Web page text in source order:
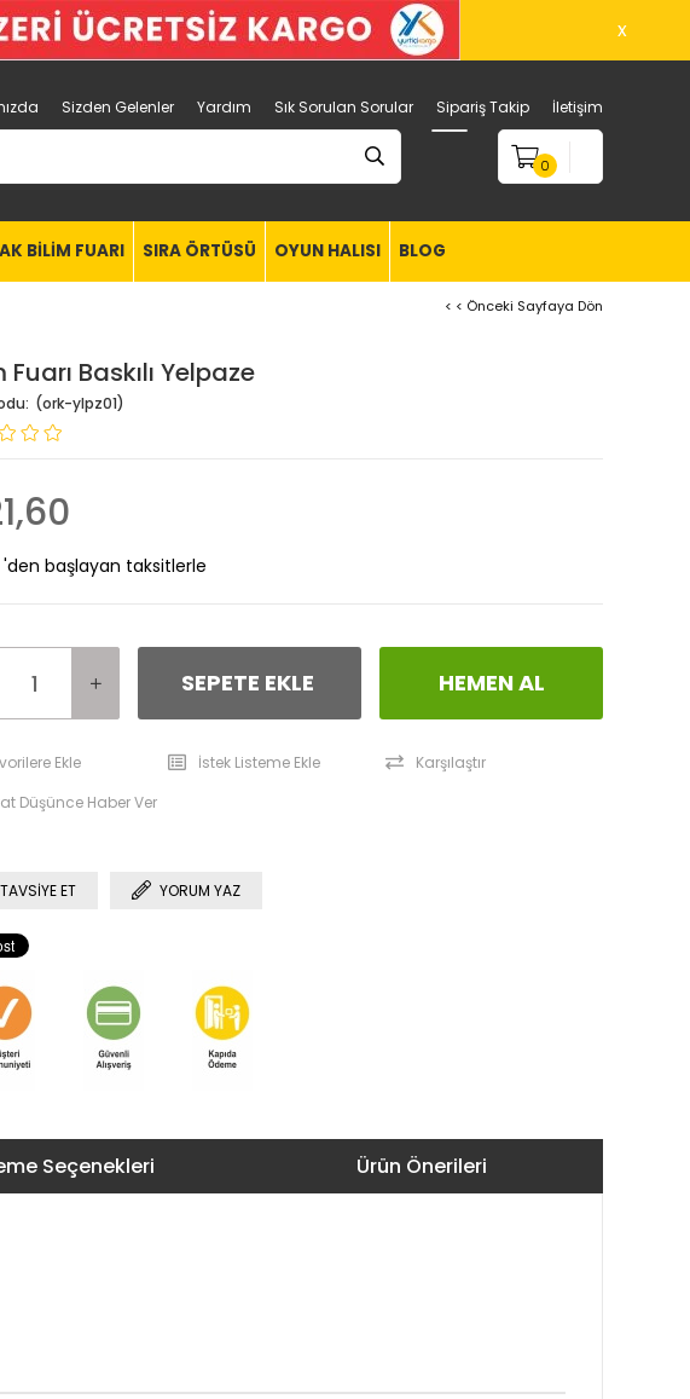
x
Sizden Gelenler Yardım Sık Sorulan Sorular Sipariş Takip İletişim
0
BİLİM FUARI SIRA ÖRTÜSÜ OYUN HALISI BLOG
< < Önceki Sayfaya Dön
Fuarı Baskılı Yelpaze
(ork-ylpz01)
'den başlayan taksitlerle
Ekle İstek Listeme Ekle
Karşılaştır
Düşünce Haber Ver
TAVSIYE ET YORUM YAZ
Seçenekleri Ürün Önerileri